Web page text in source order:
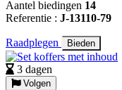
Aantel biedingen 14
Referentie : J-13110-79
Raadplegen Bieden
3 dagen
Volgen